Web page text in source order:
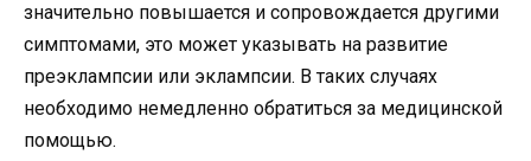
значительно повышается и сопровождается другими
симптомами, это может указывать на развитие
преэклампсии или эклампсии. В таких случаях
необходимо немедленно обратиться за медицинской
помощью.